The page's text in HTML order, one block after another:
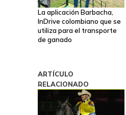
La aplicación Barbacha,
InDrive colombiano que se
utiliza para el transporte
de ganado
ARTÍCULO
RELACIONADO